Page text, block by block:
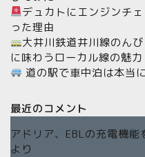
デュカトにエンジンチ
った理由
大井川鉄道井川線のん
に味わうローカル線の魅力
道の駅で車中泊は本当
最近のコメント
アドリア、EBLの充電機
より